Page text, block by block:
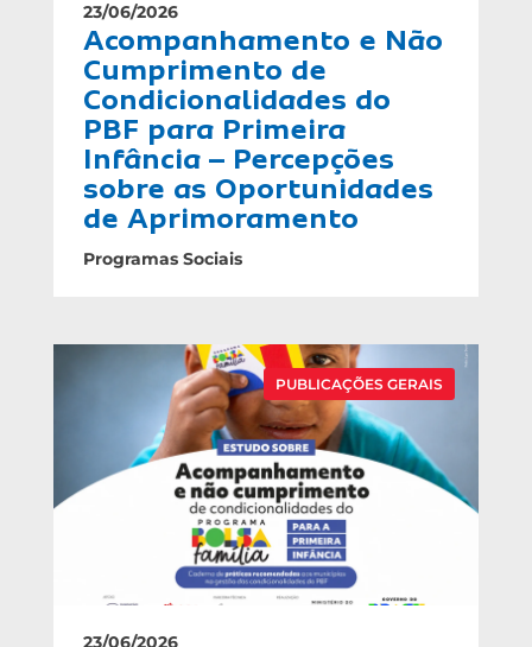
23/06/2026
Acompanhamento e Não
Cumprimento de
Condicionalidades do
PBF para Primeira
Infância – Percepções
sobre as Oportunidades
de Aprimoramento
Programas Sociais
PUBLICAÇÕES GERAIS
23/06/2026